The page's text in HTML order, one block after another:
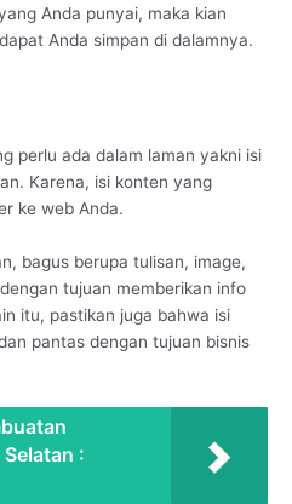
Anda punyai, maka kian
Anda simpan di dalamnya.
perlu ada dalam laman yakni isi
Karena, isi konten yang
ke web Anda.
bagus berupa tulisan, image,
tujuan memberikan info
itu, pastikan juga bahwa isi
pantas dengan tujuan bisnis
: